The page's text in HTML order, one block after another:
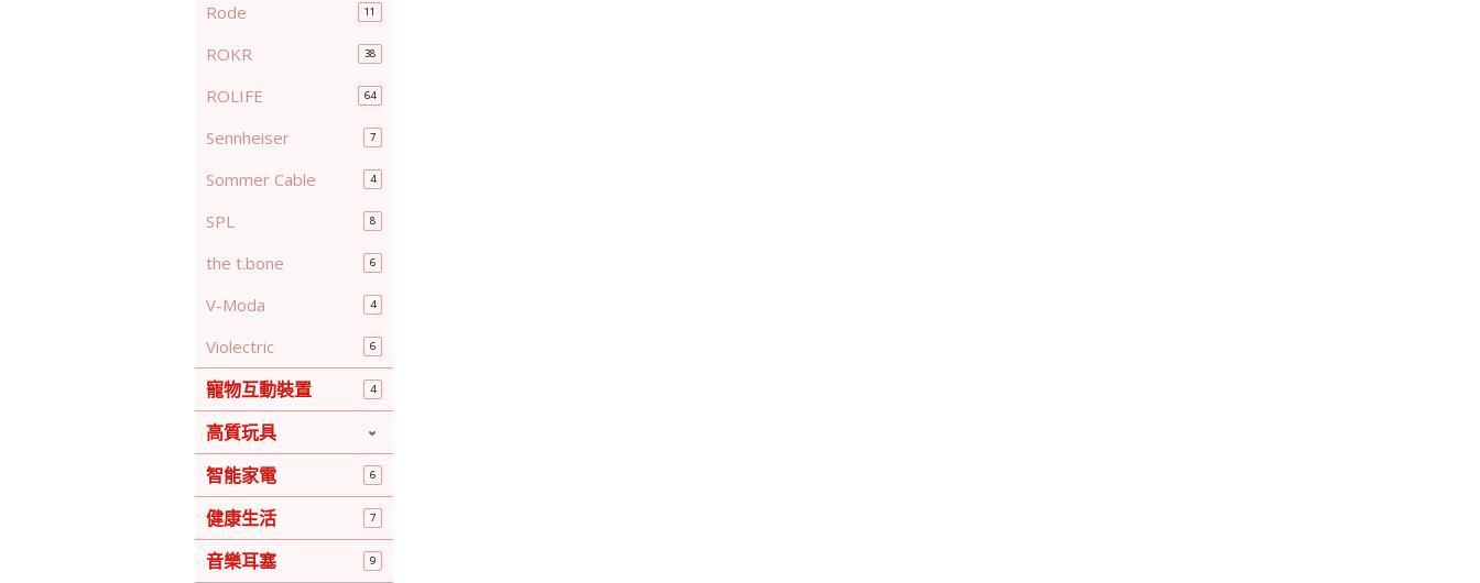
Rode 11
ROKR 38
ROLIFE 64
Sennheiser 7
Sommer Cable 4
SPL 8
the t.bone 6
V-Moda 4
Violectric 6
寵物互動裝置 4
高質玩具
智能家電
6
健康生活 7
音樂耳塞 9